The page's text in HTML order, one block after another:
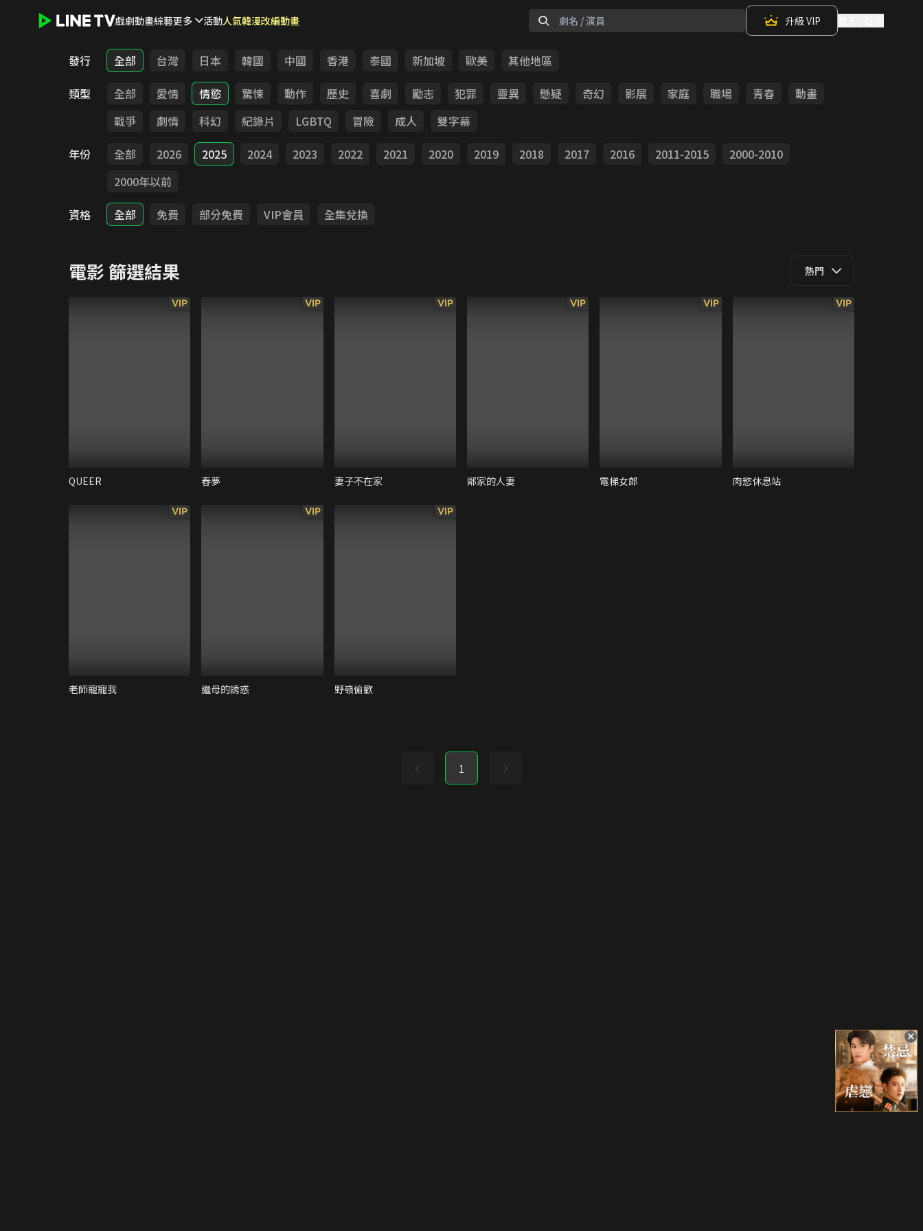
戲劇動畫綜藝更多 活動人氣韓漫改編動畫 升級 VIP
發行 全部 台灣 日本 韓國 中國 香港 泰國 新加坡 歐美
其他地區
類型
全部 愛情 情慾 驚悚 動作 歷史 喜劇 勵志 犯罪 靈異 懸疑 奇幻 影展 家庭 職場 青春
動畫
戰爭
劇情 科幻 紀錄片 LGBTQ 冒險 成人
雙字幕
年份
全部 2026 2025 2024 2023 2022 2021 2020 2019 2018 2017 2016 2011-2015
2000-2010
2000年以前
資格
全部 免費 部分免費 VIP會員 全集兌換
電影 篩選結果 熱門
VIP
QUEER
VIP
春夢
VIP
妻子不在家
VIP
鄰家的人妻
VIP
電梯女郎
VIP
肉慾休息站
VIP
老師寵寵我
VIP
繼母的誘惑
VIP
野嶺偷歡
1